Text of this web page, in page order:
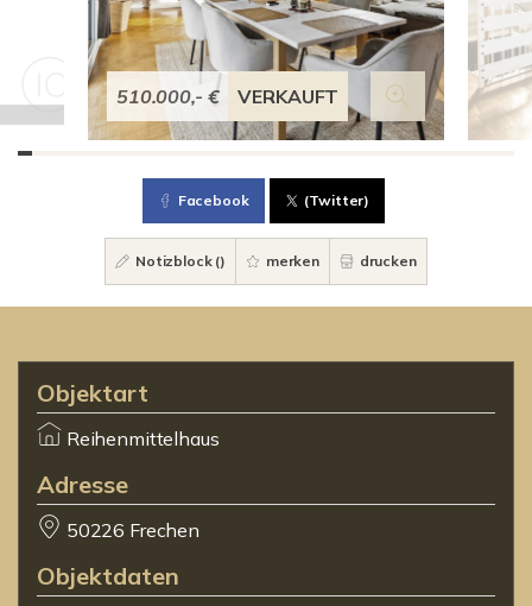
510.000,- € VERKAUFT
Facebook (Twitter)
Notizblock () merken drucken
Objektart
Reihenmittelhaus
Adresse
50226 Frechen
Objektdaten